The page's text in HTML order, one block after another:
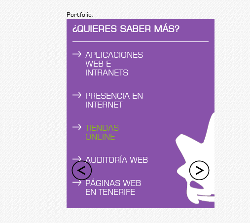
Portfolio:
¿QUIERES SABER MÁS?
APLICACIONES
WEB E
INTRANETS
PRESENCIA EN
INTERNET
TIENDAS
ONLINE
AUDITORÍA WEB
PÁGINAS WEB
EN TENERIFE